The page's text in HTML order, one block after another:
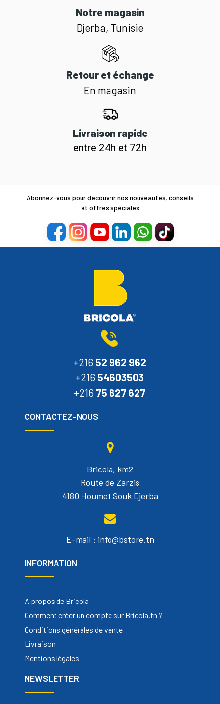
Notre magasin
Djerba, Tunisie
Retour et échange
En magasin
Livraison rapide
entre 24h et 72h
Abonnez-vous pour découvrir nos nouveautés, conseils
et offres spéciales
+216 52 962 962
+216 54603503
+216 75 627 627
CONTACTEZ-NOUS
Bricola, km2
Route de Zarzis
4180 Houmet Souk Djerba
E-mail : info@bstore.tn
INFORMATION
A propos de Bricola
Comment créer un compte sur Bricola.tn ?
Conditions générales de vente
Livraison
Mentions légales
NEWSLETTER